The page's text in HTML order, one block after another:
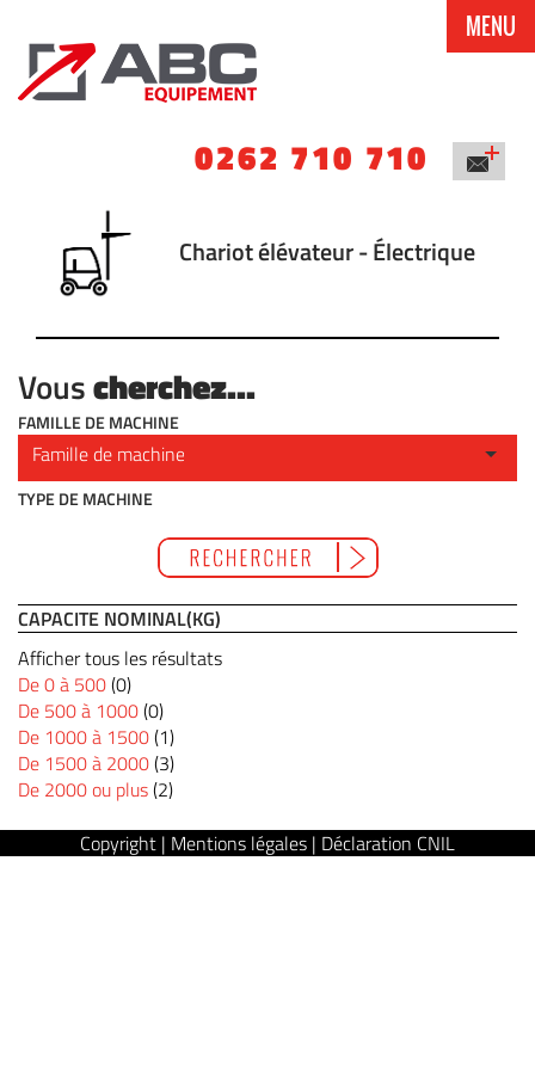
0262 710 710
MENU
Chariot élévateur - Électrique
Vouscherchez...
FAMILLE DE MACHINE
TYPE DE MACHINE
CAPACITE NOMINAL(KG)
Afficher tous les résultats
De 0 à 500(0)
De 500 à 1000(0)
De 1000 à 1500(1)
De 1500 à 2000(3)
De 2000 ou plus(2)
Copyright | Mentions légales | Déclaration CNIL